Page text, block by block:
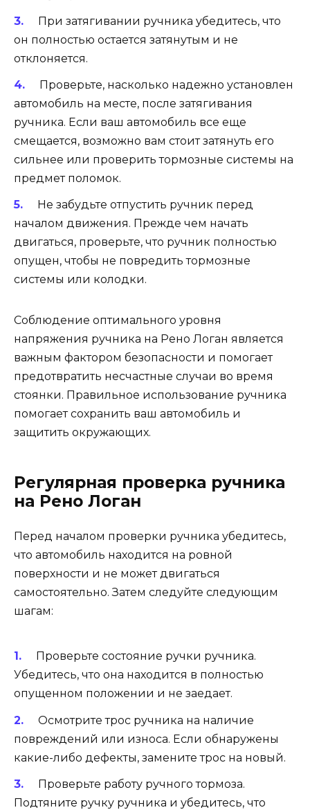
При затягивании ручника убедитесь, что
он полностью остается затянутым и не
отклоняется.
Проверьте, насколько надежно установлен
автомобиль на месте, после затягивания
ручника. Если ваш автомобиль все еще
смещается, возможно вам стоит затянуть его
сильнее или проверить тормозные системы на
предмет поломок.
Не забудьте отпустить ручник перед
началом движения. Прежде чем начать
двигаться, проверьте, что ручник полностью
опущен, чтобы не повредить тормозные
системы или колодки.
Соблюдение оптимального уровня
напряжения ручника на Рено Логан является
важным фактором безопасности и помогает
предотвратить несчастные случаи во время
стоянки. Правильное использование ручника
помогает сохранить ваш автомобиль и
защитить окружающих.
Регулярная проверка ручника
на Рено Логан
Перед началом проверки ручника убедитесь,
что автомобиль находится на ровной
поверхности и не может двигаться
самостоятельно. Затем следуйте следующим
шагам:
Проверьте состояние ручки ручника.
Убедитесь, что она находится в полностью
опущенном положении и не заедает.
Осмотрите трос ручника на наличие
повреждений или износа. Если обнаружены
какие-либо дефекты, замените трос на новый.
Проверьте работу ручного тормоза.
Подтяните ручку ручника и убедитесь, что